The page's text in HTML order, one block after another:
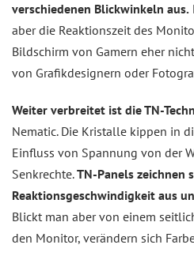
verschiedenen Blickwinkeln aus.
aber die Reaktionszeit des
Bildschirm von Gamern eher
von Grafikdesignern oder
Weiter verbreitet ist die TN-
Nematic. Die Kristalle kippen in
Einfluss von Spannung von der
Senkrechte.TN-Panels zeichnen
Reaktionsgeschwindigkeit aus
Blickt man aber von einem
den Monitor, verändern sich